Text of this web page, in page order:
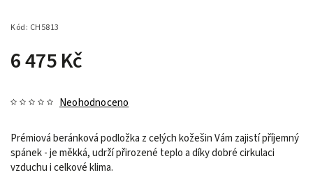
Kód: CH5813
6 475 Kč
Neohodnoceno
Prémiová beránková podložka z celých kožešin Vám zajistí příjemný
spánek - je měkká, udrží přirozené teplo a díky dobré cirkulaci
vzduchu i celkové klima.